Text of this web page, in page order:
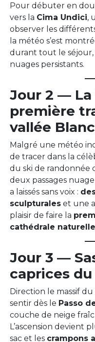
Pour débuter en
vers la Cima Undici,
observer les
la météo s’est
durant tout le séjour,
nuages persistants.
Jour 2 — La
première
vallée
Malgré une météo
de tracer dans la
du ski de randonnée
deux passages
a laissés sans voix :
sculpturales et une
plaisir de faire la
cathédrale naturelle
Jour 3 —
caprices
Direction le massif du
sentir dès le Passo
couche de neige
L’ascension devient
sac et les crampons